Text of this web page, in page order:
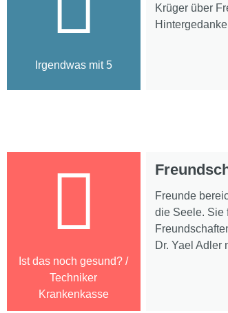
Irgendwas mit 5
Krüger über
Ist das noch gesund? /
Techniker
Krankenkasse
Freunde
die Seele. Sie
Dr. Yael Adler